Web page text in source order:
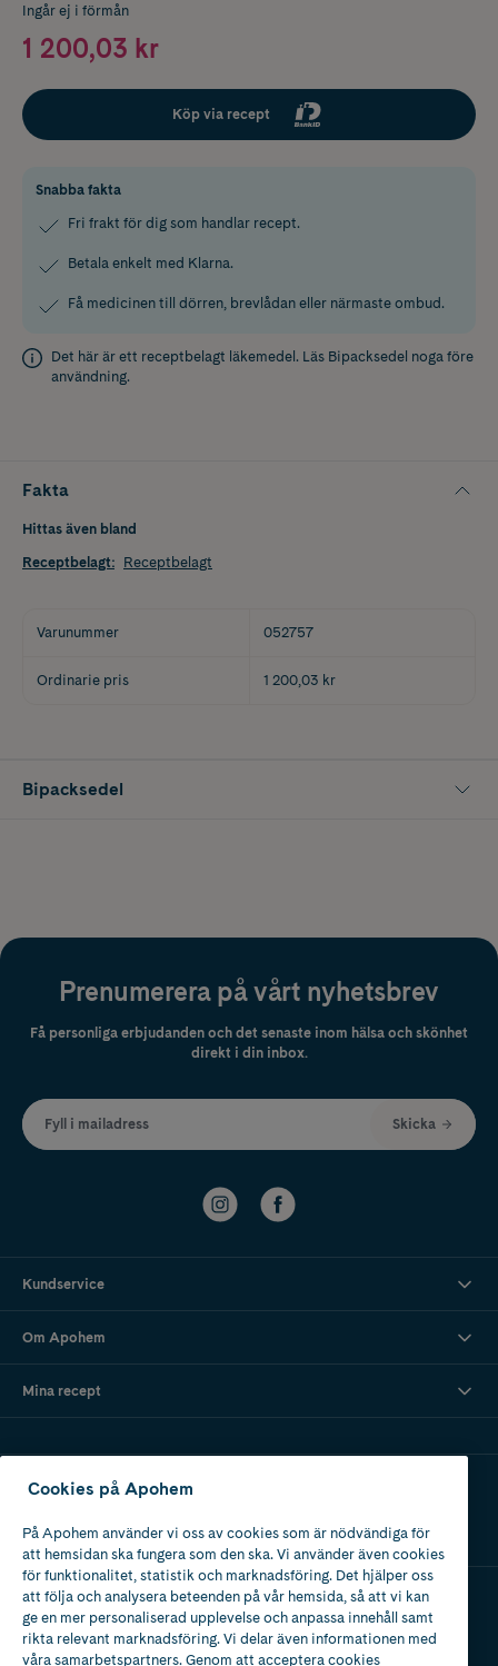
Ingår ej i förmån
1 200,03 kr
Köp via recept
Snabba fakta
Fri frakt för dig som handlar recept.
Betala enkelt med Klarna.
Få medicinen till dörren, brevlådan eller närmaste ombud.
Det här är ett receptbelagt läkemedel. Läs Bipacksedel noga före
användning.
Fakta
Hittas även bland
Receptbelagt: Receptbelagt
Varunummer 052757
Ordinarie pris 1 200,03 kr
Bipacksedel
Prenumerera på vårt nyhetsbrev
Få personliga erbjudanden och det senaste inom hälsa och skönhet
direkt i din inbox.
Fyll i mailadress Skicka
Kundservice
Om Apohem
Mina recept
Ladda ner vår app
Apotek med tillstånd
av Läkemedelsverket
Cookies på Apohem
På Apohem använder vi oss av cookies som är nödvändiga för
att hemsidan ska fungera som den ska. Vi använder även cookies
för funktionalitet, statistik och marknadsföring. Det hjälper oss
att följa och analysera beteenden på vår hemsida, så att vi kan
ge en mer personaliserad upplevelse och anpassa innehåll samt
rikta relevant marknadsföring. Vi delar även informationen med
våra samarbetspartners. Genom att acceptera cookies